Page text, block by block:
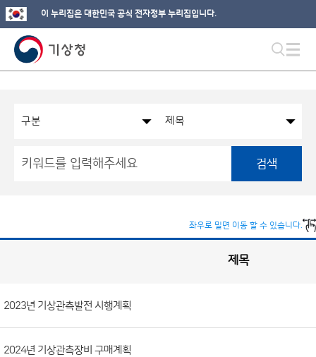
이 누리집은 대한민국 공식 전자정부 누리집입니다.
검색
좌우로 밀면 이동 할 수 있습니다.
공
개
정
보
목
록
제목
2023년 기상관측발전 시행계획
2024년 기상관측장비 구매계획